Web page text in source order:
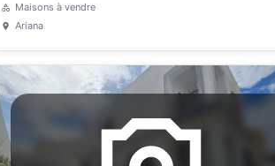
Maisons à vendre
Ariana